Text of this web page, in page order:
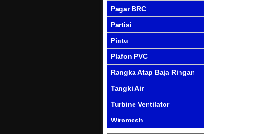
Pagar BRC
Partisi
Pintu
Plafon PVC
Rangka Atap Baja Ringan
Tangki Air
Turbine Ventilator
Wiremesh